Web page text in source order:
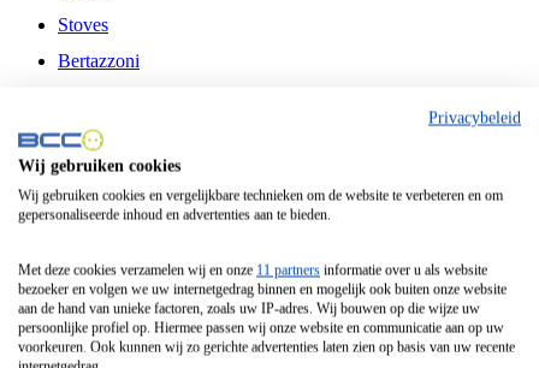
Stoves
Bertazzoni
Fitelli
Airfryer
Frituurpan
Contactgrill
Broodbakmachine
Broodrooster
Privacybeleid
Wij gebruiken cookies
Wij gebruiken cookies en vergelijkbare technieken om de website te verbeteren en om
gepersonaliseerde inhoud en advertenties aan te bieden.
Met deze cookies verzamelen wij en onze 11 partners informatie over u als website
bezoeker en volgen we uw internetgedrag binnen en mogelijk ook buiten onze website
aan de hand van unieke factoren, zoals uw IP-adres. Wij bouwen op die wijze uw
persoonlijke profiel op. Hiermee passen wij onze website en communicatie aan op uw
voorkeuren. Ook kunnen wij zo gerichte advertenties laten zien op basis van uw recente